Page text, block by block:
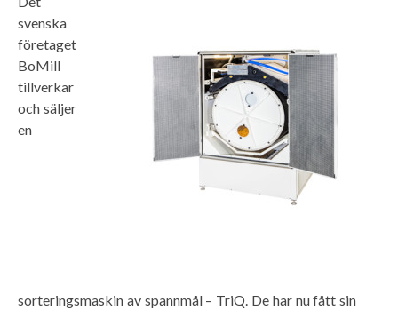
svenska
företaget
BoMill
tillverkar
och säljer
en
sorteringsmaskin av spannmål – TriQ. De har nu fått sin